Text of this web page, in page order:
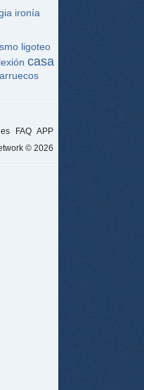
ironía
ligoteo
casa
FAQ APP
© 2026